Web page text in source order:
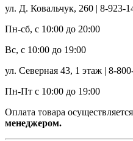
ул. Д. Ковальчук, 260 | 8-923-
Пн-сб, с 10:00 до 20:00
Вс, с 10:00 до 19:00
ул. Северная 43, 1 этаж | 8-
Пн-Пт с 10:00 до 19:00
Оплата товара осуществляется
менеджером.